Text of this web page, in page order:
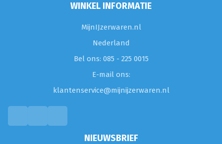
WINKEL INFORMATIE
MijnIJzerwaren.nl
Nederland
Bel ons: 085 - 225 0015
E-mail ons:
klantenservice@mijnijzerwaren.nl
NIEUWSBRIEF